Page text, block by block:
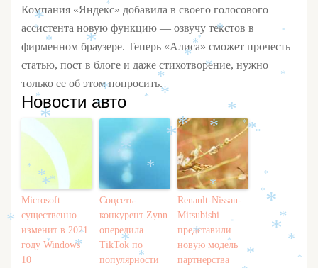
Компания «Яндекс» добавила в своего голосового
ассистента новую функцию — озвучу текстов в
фирменном браузере. Теперь «Алиса» сможет прочесть
статью, пост в блоге и даже стихотворение, нужно
только ее об этом попросить.
Новости авто
Microsoft
существенно
изменит в 2021
году Windows
10
Соцсеть-
конкурент Zynn
опередила
TikTok по
популярности
Renault-Nissan-
Mitsubishi
представили
новую модель
партнерства
*
*
*
*
*
*
*
*
*
*
*
*
*
*
*
*
*
*
*
*
*
*
*
*
*
*
*
*
*
*
*
*
*
*
*
*
*
*
*
*
*
*
*
*
*
*
*